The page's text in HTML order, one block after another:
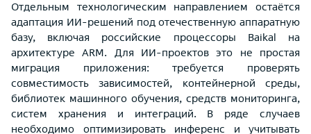
Отдельным технологическим направлением остаётся
адаптация ИИ-решений под отечественную аппаратную
базу, включая российские процессоры Baikal на
архитектуре ARM. Для ИИ-проектов это не простая
миграция приложения: требуется проверять
совместимость зависимостей, контейнерной среды,
библиотек машинного обучения, средств мониторинга,
систем хранения и интеграций. В ряде случаев
необходимо оптимизировать инференс и учитывать